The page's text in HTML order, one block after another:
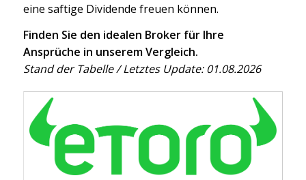
eine saftige Dividende freuen können.
Finden Sie den idealen Broker für Ihre
Ansprüche in unserem Vergleich.
Stand der Tabelle / Letztes Update: 01.08.2026